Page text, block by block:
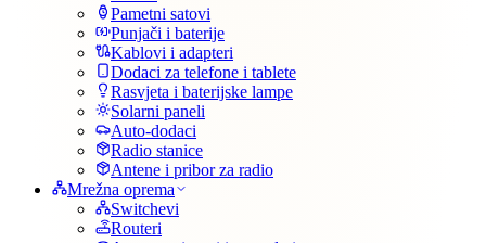
Pametni satovi
Punjači i baterije
Kablovi i adapteri
Dodaci za telefone i tablete
Rasvjeta i baterijske lampe
Solarni paneli
Auto-dodaci
Radio stanice
Antene i pribor za radio
Mrežna oprema
Switchevi
Routeri